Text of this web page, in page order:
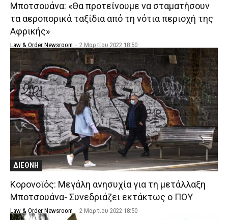
Μποτσουάνα: «Θα προτείνουμε να σταματήσουν
τα αεροπορικά ταξίδια από τη νότια περιοχή της
Αφρικής»
Law & Order Newsroom - 2 Μαρτίου 2022 18:50
ΔΙΕΘΝΗ
Κορονοϊός: Μεγάλη ανησυχία για τη μετάλλαξη
Μποτσουάνα- Συνεδριάζει εκτάκτως ο ΠΟΥ
Law & Order Newsroom - 2 Μαρτίου 2022 18:50